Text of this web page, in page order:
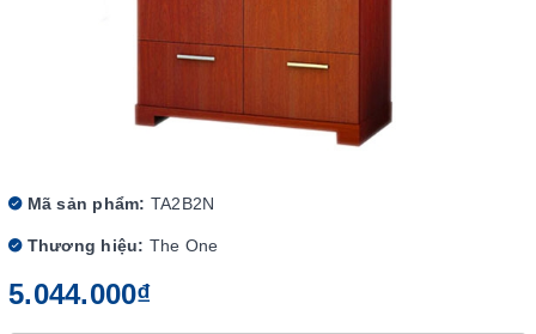
Mã sản phẩm: TA2B2N
Thương hiệu: The One
5.044.000₫